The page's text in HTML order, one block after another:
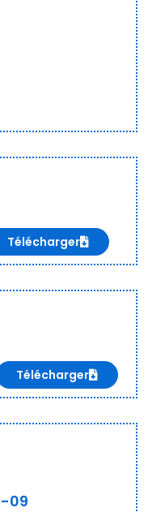
Télécharger
Télécharger
09